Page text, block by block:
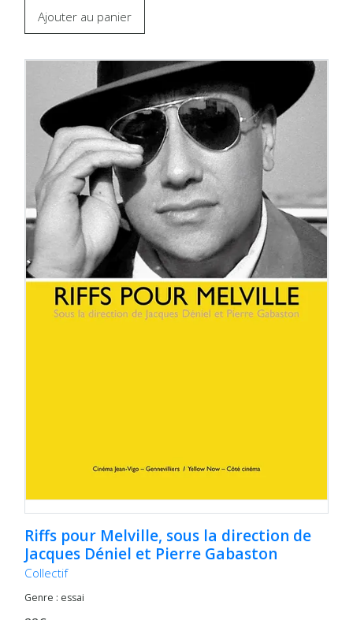
Ajouter au panier
Riffs pour Melville, sous la direction de
Jacques Déniel et Pierre Gabaston
Collectif
Genre : essai